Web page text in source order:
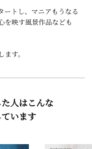
ートし、マニアもうなる
を映す風景作品なども
す。
人はこんな
います